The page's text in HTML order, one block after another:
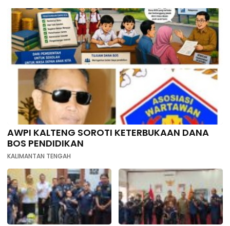
AWPI KALTENG SOROTI KETERBUKAAN DANA
BOS PENDIDIKAN
KALIMANTAN TENGAH